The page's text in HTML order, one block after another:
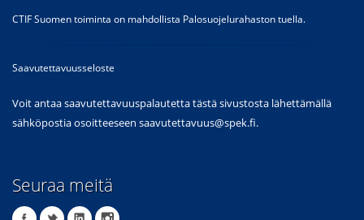
CTIF Suomen toiminta on mahdollista Palosuojelurahaston tuella.
Saavutettavuusseloste
Voit antaa saavutettavuuspalautetta tästä sivustosta lähettämällä
sähköpostia osoitteeseen saavutettavuus@spek.fi.
Seuraa meitä